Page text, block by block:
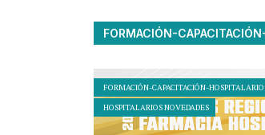
FORMACIÓN-
FORMACIÓN-CAPACITACIÓN-
HOSPITALARIOS NOVEDADES